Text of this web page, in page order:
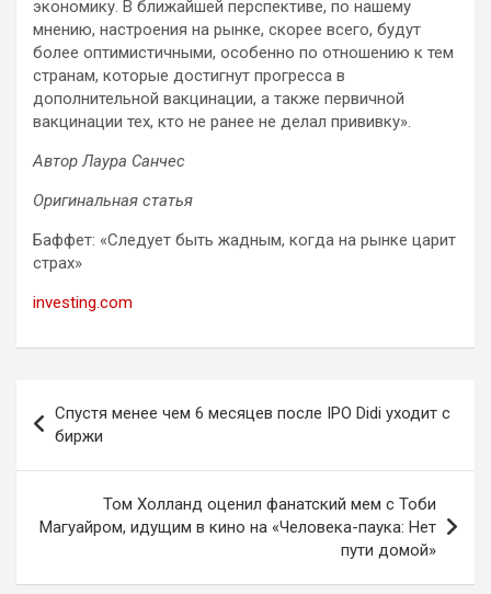
экономику. В ближайшей перспективе, по нашему
мнению, настроения на рынке, скорее всего, будут
более оптимистичными, особенно по отношению к тем
странам, которые достигнут прогресса в
дополнительной вакцинации, а также первичной
вакцинации тех, кто не ранее не делал прививку».
Автор Лаура Санчес
Оригинальная статья
Баффет: «Следует быть жадным, когда на рынке царит
страх»
investing.com
по
записям
Спустя менее чем 6 месяцев после IPO Didi уходит с
биржи
Том Холланд оценил фанатский мем с Тоби
Магуайром, идущим в кино на «Человека-паука: Нет
пути домой»